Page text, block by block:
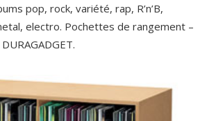
pop, rock, variété, rap, R’n’B,
electro. Pochettes de rangement –